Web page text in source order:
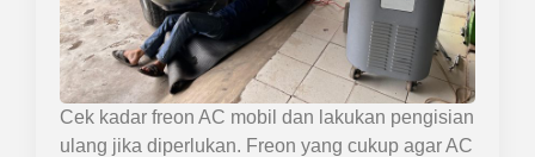
Cek kadar freon AC mobil dan lakukan pengisian
ulang jika diperlukan. Freon yang cukup agar AC